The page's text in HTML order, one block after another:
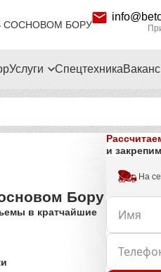
СОСНОВОМ БОРУ
Услуги Спецтехника
Бору
в кратчайшие
и
На